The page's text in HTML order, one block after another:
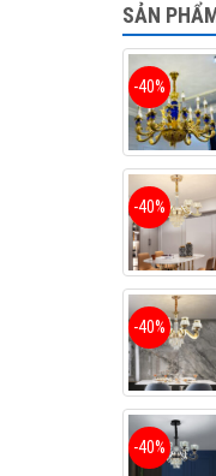
SẢN
-40%
-40%
-40%
-40%